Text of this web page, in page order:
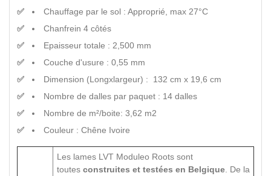
Chauffage par le sol : Approprié, max 27°C
Chanfrein 4 côtés
Epaisseur totale : 2,500 mm
Couche d'usure : 0,55 mm
Dimension (Longxlargeur) : 132 cm x 19,6 cm
Nombre de dalles par paquet : 14 dalles
Nombre de m²/boite: 3,62 m2
Couleur : Chêne Ivoire
Les lames LVT Moduleo Roots sont
toutes construites et testées en Belgique . De la